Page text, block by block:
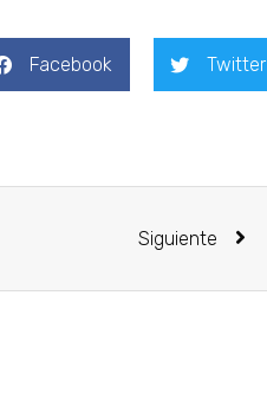
Facebook Twitter
Siguiente